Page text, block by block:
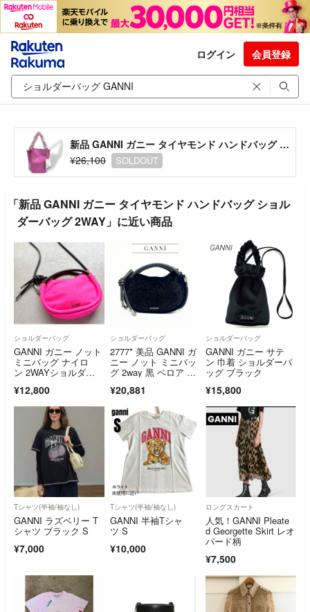
ログイン 会員登録
新品 GANNI ガニー タイヤモンド ハンドバッグ ショルダーバッグ 2WAY
¥26,100
SOLDOUT
「新品 GANNI ガニー タイヤモンド ハンドバッグ ショル
ダーバッグ 2WAY」に近い商品
ショルダーバッグ
GANNI ガニー ノット
ミニバッグ ナイロ
ン 2WAYショルダ
¥12,800
ショルダーバッグ
2777* 美品 GANNI ガ
ニー ノット ミニバッ
グ 2way 黒 ベロア ハ
ーバッグ BLK ブラッ
¥20,881
ショルダーバッグ
GANNI ガニー サテ
ン 巾着 ショルダーバ
ッグ ブラック
¥15,800
Tシャツ(半袖/袖なし)
GANNI ラズベリー T
シャツ ブラック S
¥7,000
Tシャツ(半袖/袖なし)
GANNI 半袖Tシャ
ツ S
¥10,000
ロングスカート
人気！GANNI Pleate
d Georgette Skirt レオ
パード柄
¥7,500